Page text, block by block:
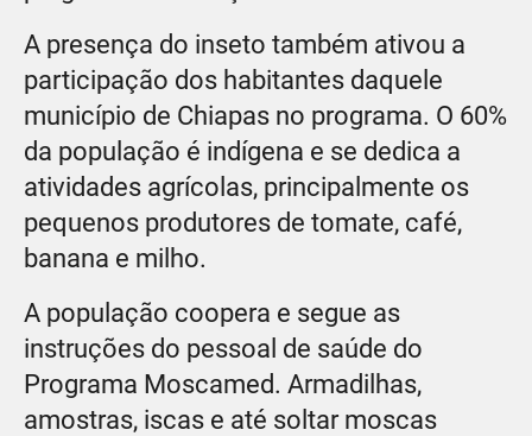
A presença do inseto também ativou a
participação dos habitantes daquele
município de Chiapas no programa. O 60%
da população é indígena e se dedica a
atividades agrícolas, principalmente os
pequenos produtores de tomate, café,
banana e milho.
A população coopera e segue as
instruções do pessoal de saúde do
Programa Moscamed. Armadilhas,
amostras, iscas e até soltar moscas